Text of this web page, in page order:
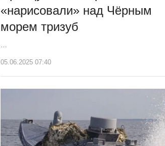
«нарисовали» над Чёрным
морем тризуб
05.06.2025 07:40